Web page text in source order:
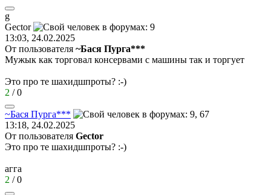
g
Gector
13:03, 24.02.2025
От пользователя ~Бася Пурга***
Мужык как торговал консервами с машины так и торгует
Это про те шахидшпроты? :-)
2 /0
~Бася Пурга***
13:18, 24.02.2025
От пользователя Gector
Это про те шахидшпроты? :-)
агга
2 /0